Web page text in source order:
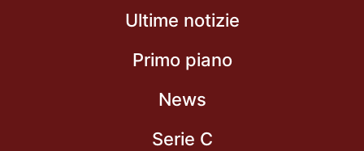
Ultime notizie
Primo piano
News
Serie C